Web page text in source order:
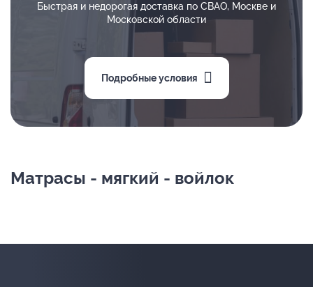
Быстрая и недорогая доставка по СВАО, Москве и
Московской области
Подробные условия
Матрасы - мягкий - войлок